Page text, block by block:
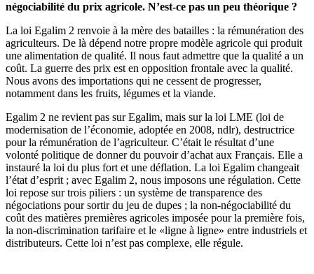
négociabilité du prix agricole. N’est-ce pas un peu théorique ?
La loi Egalim 2 renvoie à la mère des batailles : la rémunération des
agriculteurs. De là dépend notre propre modèle agricole qui produit
une alimentation de qualité. Il nous faut admettre que la qualité a un
coût. La guerre des prix est en opposition frontale avec la qualité.
Nous avons des importations qui ne cessent de progresser,
notamment dans les fruits, légumes et la viande.
Egalim 2 ne revient pas sur Egalim, mais sur la loi LME (loi de
modernisation de l’économie, adoptée en 2008, ndlr), destructrice
pour la rémunération de l’agriculteur. C’était le résultat d’une
volonté politique de donner du pouvoir d’achat aux Français. Elle a
instauré la loi du plus fort et une déflation. La loi Egalim changeait
l’état d’esprit ; avec Egalim 2, nous imposons une régulation. Cette
loi repose sur trois piliers : un système de transparence des
négociations pour sortir du jeu de dupes ; la non-négociabilité du
coût des matières premières agricoles imposée pour la première fois,
la non-discrimination tarifaire et le «ligne à ligne» entre industriels et
distributeurs. Cette loi n’est pas complexe, elle régule.